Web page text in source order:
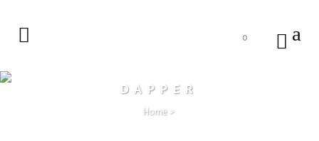
0
DAPPER
Home>